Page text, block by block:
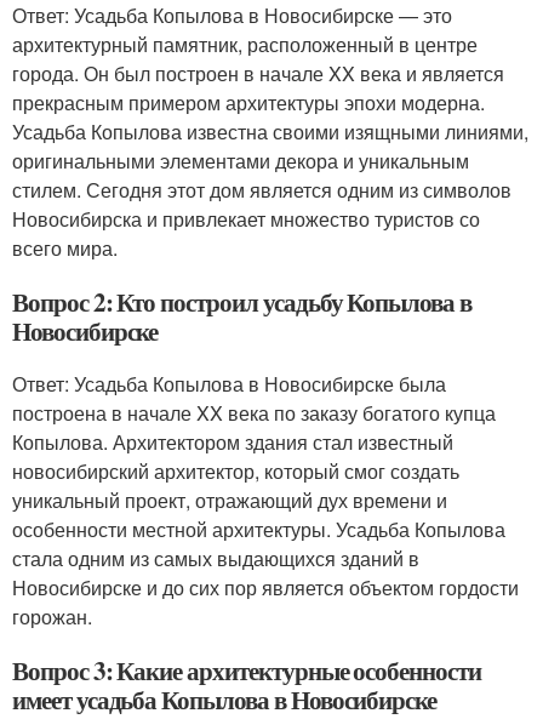
Ответ: Усадьба Копылова в Новосибирске — это
архитектурный памятник, расположенный в центре
города. Он был построен в начале XX века и является
прекрасным примером архитектуры эпохи модерна.
Усадьба Копылова известна своими изящными линиями,
оригинальными элементами декора и уникальным
стилем. Сегодня этот дом является одним из символов
Новосибирска и привлекает множество туристов со
всего мира.
Вопрос 2: Кто построил усадьбу Копылова в
Новосибирске
Ответ: Усадьба Копылова в Новосибирске была
построена в начале XX века по заказу богатого купца
Копылова. Архитектором здания стал известный
новосибирский архитектор, который смог создать
уникальный проект, отражающий дух времени и
особенности местной архитектуры. Усадьба Копылова
стала одним из самых выдающихся зданий в
Новосибирске и до сих пор является объектом гордости
горожан.
Вопрос 3: Какие архитектурные особенности
имеет усадьба Копылова в Новосибирске